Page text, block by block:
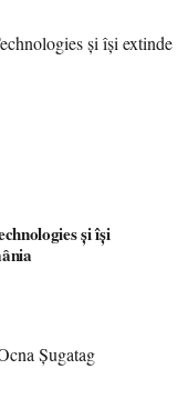
și își